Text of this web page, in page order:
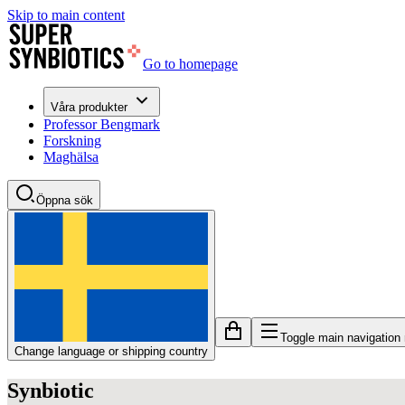
Skip to main content
Go to homepage
Våra produkter
Professor Bengmark
Forskning
Maghälsa
Öppna sök
Change language or shipping country
Toggle main navigation
Synbiotic